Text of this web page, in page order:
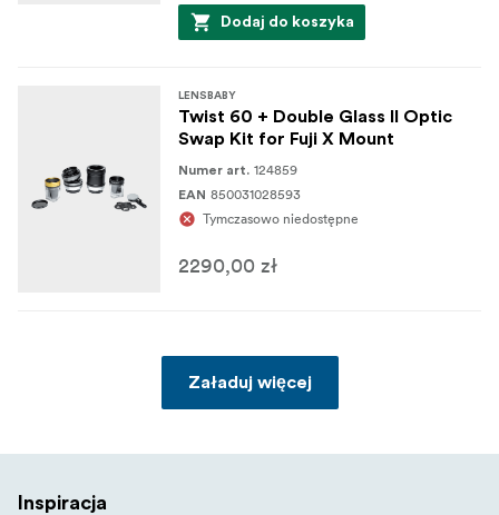
Dodaj do koszyka
LENSBABY
Twist 60 + Double Glass II Optic
Swap Kit for Fuji X Mount
Numer art. 124859
EAN 850031028593
Tymczasowo niedostępne
2290,00 zł
Załaduj więcej
Inspiracja